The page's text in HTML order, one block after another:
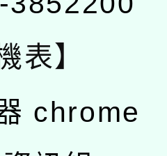
表】
chrome